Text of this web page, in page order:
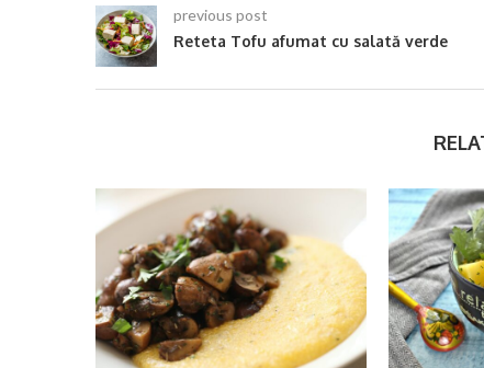
previous post
Reteta Tofu afumat cu salată verde